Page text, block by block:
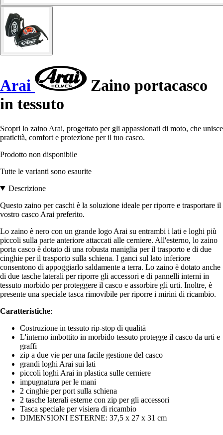
Arai
Zaino portacasco
in tessuto
Scopri lo zaino Arai, progettato per gli appassionati di moto, che unisce
praticità, comfort e protezione per il tuo casco.
Prodotto non disponibile
Tutte le varianti sono esaurite
Descrizione
Questo zaino per caschi è la soluzione ideale per riporre e trasportare il
vostro casco Arai preferito.
Lo zaino è nero con un grande logo Arai su entrambi i lati e loghi più
piccoli sulla parte anteriore attaccati alle cerniere. All'esterno, lo zaino
porta casco è dotato di una robusta maniglia per il trasporto e di due
cinghie per il trasporto sulla schiena. I ganci sul lato inferiore
consentono di appoggiarlo saldamente a terra. Lo zaino è dotato anche
di due tasche laterali per riporre gli accessori e di pannelli interni in
tessuto morbido per proteggere il casco e assorbire gli urti. Inoltre, è
presente una speciale tasca rimovibile per riporre i mirini di ricambio.
Caratteristiche:
Costruzione in tessuto rip-stop di qualità
L'interno imbottito in morbido tessuto protegge il casco da urti e
graffi
zip a due vie per una facile gestione del casco
grandi loghi Arai sui lati
piccoli loghi Arai in plastica sulle cerniere
impugnatura per le mani
2 cinghie per port sulla schiena
2 tasche laterali esterne con zip per gli accessori
Tasca speciale per visiera di ricambio
DIMENSIONI ESTERNE: 37,5 x 27 x 31 cm